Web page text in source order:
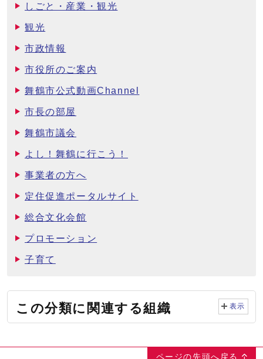
しごと・産業・観光
観光
市政情報
市役所のご案内
舞鶴市公式動画Channel
市長の部屋
舞鶴市議会
よし！舞鶴に行こう！
事業者の方へ
定住促進ポータルサイト
総合文化会館
プロモーション
子育て
この分類に関連する組織 表示
ページの先頭へ戻る